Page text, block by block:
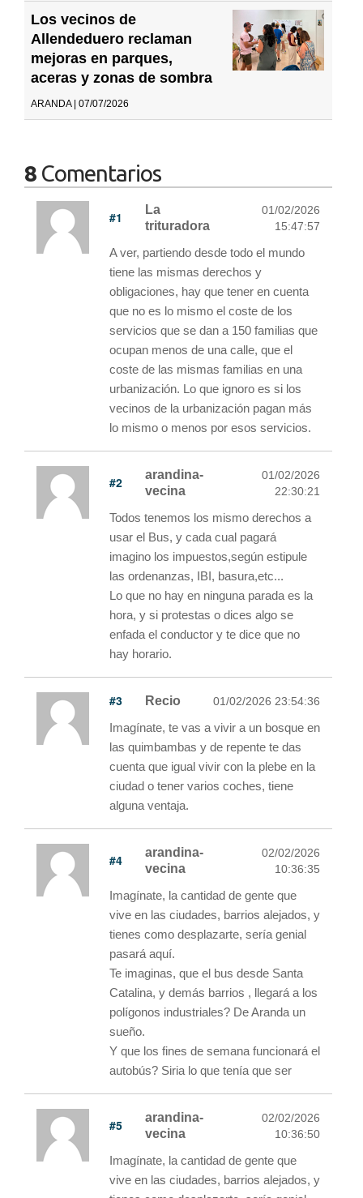
Los vecinos de
Allendeduero reclaman
mejoras en parques,
aceras y zonas de sombra
ARANDA | 07/07/2026
8 Comentarios
#1
La
trituradora
01/02/2026
15:47:57
A ver, partiendo desde todo el mundo
tiene las mismas derechos y
obligaciones, hay que tener en cuenta
que no es lo mismo el coste de los
servicios que se dan a 150 familias que
ocupan menos de una calle, que el
coste de las mismas familias en una
urbanización. Lo que ignoro es si los
vecinos de la urbanización pagan más
lo mismo o menos por esos servicios.
#2
arandina-
vecina
01/02/2026
22:30:21
Todos tenemos los mismo derechos a
usar el Bus, y cada cual pagará
imagino los impuestos,según estipule
las ordenanzas, IBI, basura,etc...
Lo que no hay en ninguna parada es la
hora, y si protestas o dices algo se
enfada el conductor y te dice que no
hay horario.
#3 Recio 01/02/2026 23:54:36
Imagínate, te vas a vivir a un bosque en
las quimbambas y de repente te das
cuenta que igual vivir con la plebe en la
ciudad o tener varios coches, tiene
alguna ventaja.
#4
arandina-
vecina
02/02/2026
10:36:35
Imagínate, la cantidad de gente que
vive en las ciudades, barrios alejados, y
tienes como desplazarte, sería genial
pasará aquí.
Te imaginas, que el bus desde Santa
Catalina, y demás barrios , llegará a los
polígonos industriales? De Aranda un
sueño.
Y que los fines de semana funcionará el
autobús? Siria lo que tenía que ser
#5
arandina-
vecina
02/02/2026
10:36:50
Imagínate, la cantidad de gente que
vive en las ciudades, barrios alejados, y